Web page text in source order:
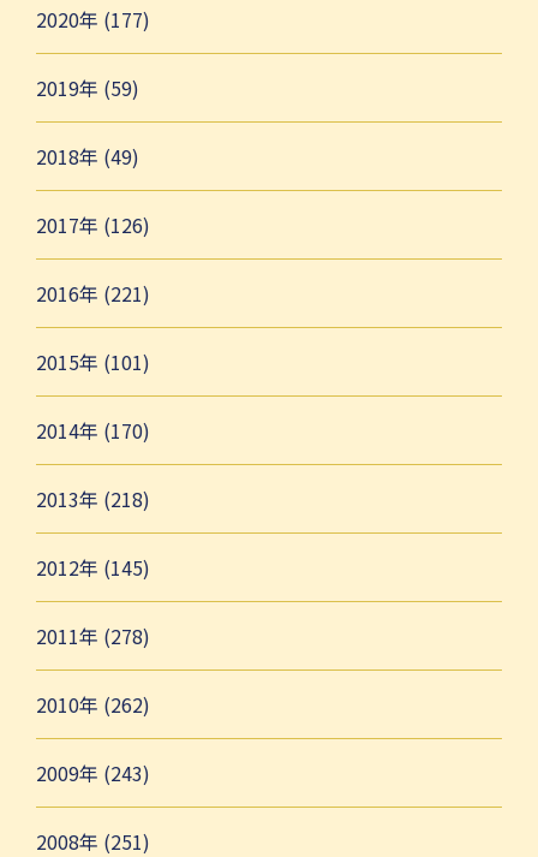
2020年 (177)
2019年 (59)
2018年 (49)
2017年 (126)
2016年 (221)
2015年 (101)
2014年 (170)
2013年 (218)
2012年 (145)
2011年 (278)
2010年 (262)
2009年 (243)
2008年 (251)